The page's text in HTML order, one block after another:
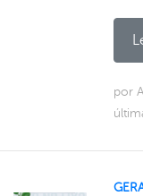
por